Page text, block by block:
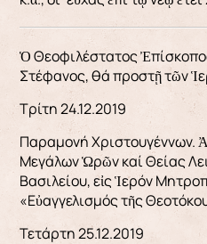
Ὁ Θεοφιλέστατος
Στέφανος, θά προστῇ τῶν
Τρίτη 24.12.2019
Παραμονή Χριστουγέννων.
Μεγάλων Ὡρῶν καί Θείας
Βασιλείου, εἰς Ἱερόν
«Εὐαγγελισμός τῆς
Τετάρτη 25.12.2019